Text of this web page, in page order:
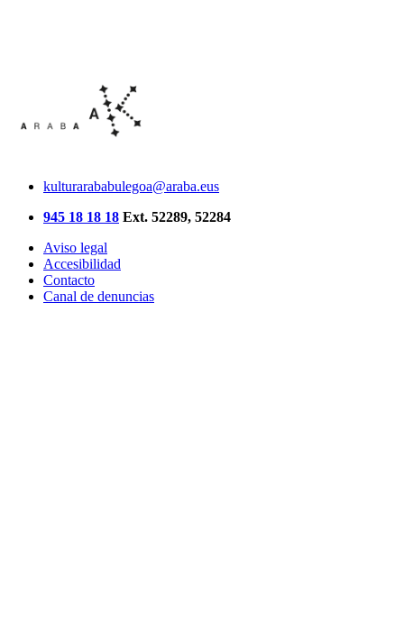
kulturarababulegoa@araba.eus
945 18 18 18 Ext. 52289, 52284
Aviso legal
Accesibilidad
Contacto
Canal de denuncias